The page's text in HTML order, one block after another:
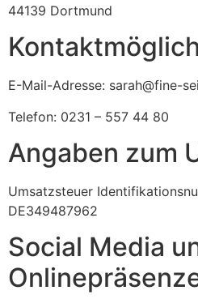
44139 Dortmund
E-Mail-Adresse: sarah@fine-
Telefon: 0231 – 557 44 80
Angaben zum
Umsatzsteuer
DE349487962
Social Media